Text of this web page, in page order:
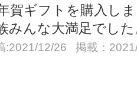
賀ギフトを購入し
みんな大満足でし
:2021/12/26 掲載：